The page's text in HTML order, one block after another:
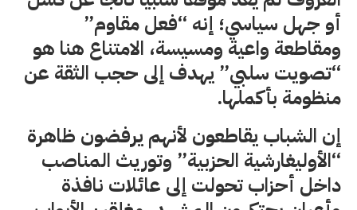
أو جهل سياسي؛ إنه “فعل مقاوم”
ومقاطعة واعية ومسيسة، الامتناع هنا هو
“تصويت سلبي” يهدف إلى حجب الثقة عن
منظومة بأكملها.
إن الشباب يقاطعون لأنهم يرفضون ظاهرة
“الأوليغارشية الحزبية” وتوريث المناصب
داخل أحزاب تحولت إلى عائلات نافذة